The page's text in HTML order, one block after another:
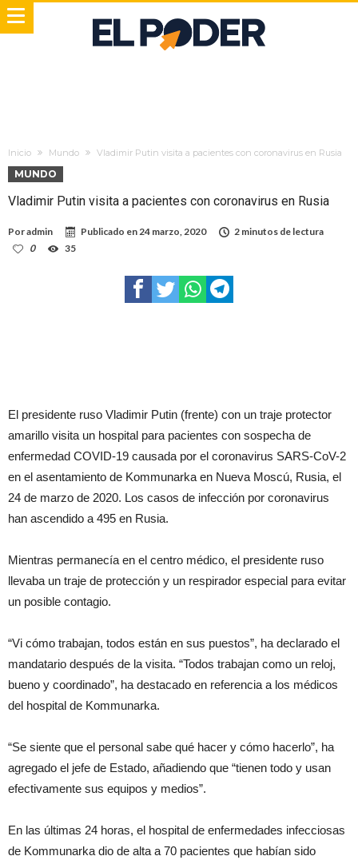
Inicio Mundo Vladimir Putin visita a pacientes con coronavirus en Rusia
MUNDO
Vladimir Putin visita a pacientes con coronavirus en Rusia
Poradmin Publicado en24 marzo, 2020
2 minutos de lectura
0
35
El presidente ruso Vladimir Putin (frente) con un traje protector
amarillo visita un hospital para pacientes con sospecha de
enfermedad COVID-19 causada por el coronavirus SARS-CoV-2
en el asentamiento de Kommunarka en Nueva Moscú, Rusia, el
24 de marzo de 2020. Los casos de infección por coronavirus
han ascendido a 495 en Rusia.
Mientras permanecía en el centro médico, el presidente ruso
llevaba un traje de protección y un respirador especial para evitar
un posible contagio.
“Vi cómo trabajan, todos están en sus puestos”, ha declarado el
mandatario después de la visita. “Todos trabajan como un reloj,
bueno y coordinado”, ha destacado en referencia a los médicos
del hospital de Kommunarka.
“Se siente que el personal sabe qué hacer y cómo hacerlo”, ha
agregado el jefe de Estado, añadiendo que “tienen todo y usan
efectivamente sus equipos y medios”.
En las últimas 24 horas, el hospital de enfermedades infecciosas
de Kommunarka dio de alta a 70 pacientes que habían sido